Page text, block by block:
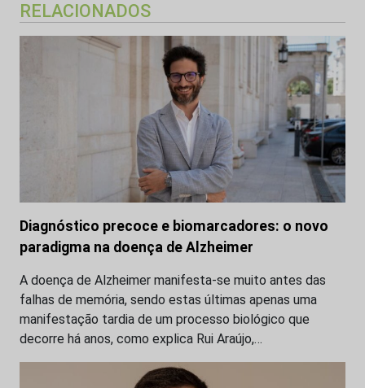
RELACIONADOS
Diagnóstico precoce e biomarcadores: o novo
paradigma na doença de Alzheimer
A doença de Alzheimer manifesta-se muito antes das
falhas de memória, sendo estas últimas apenas uma
manifestação tardia de um processo biológico que
decorre há anos, como explica Rui Araújo,…